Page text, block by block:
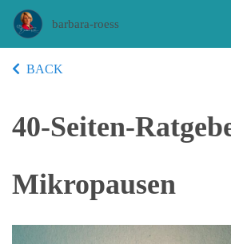
barbara-roess
BACK
40-Seiten-
Mikropausen